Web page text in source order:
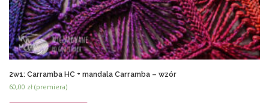
2w1: Carramba HC + mandala Carramba – wzór
60,00 zł (premiera)